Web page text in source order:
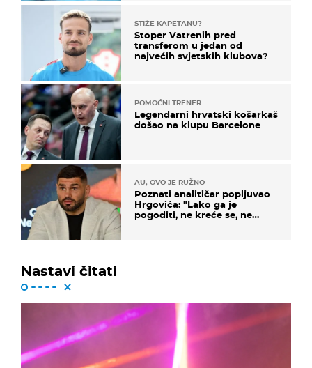
STIŽE KAPETANU?
Stoper Vatrenih pred
transferom u jedan od
najvećih svjetskih klubova?
POMOĆNI TRENER
Legendarni hrvatski košarkaš
došao na klupu Barcelone
AU, OVO JE RUŽNO
Poznati analitičar popljuvao
Hrgovića: "Lako ga je
pogoditi, ne kreće se, ne
Nastavi čitati